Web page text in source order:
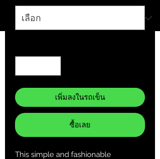
เพิ่มลงในรถเข็น
ซื้อเลย
This simple and fashionable